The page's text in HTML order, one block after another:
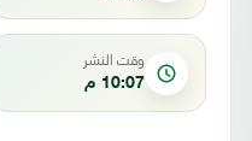
وقت النشر
10:07 م